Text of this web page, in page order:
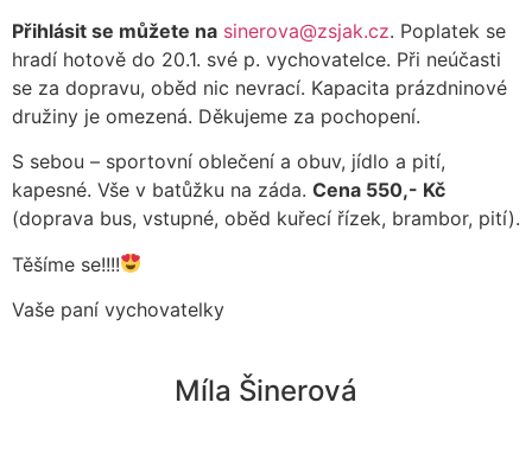
Přihlásit se můžete na sinerova@zsjak.cz. Poplatek se
hradí hotově do 20.1. své p. vychovatelce. Při neúčasti
se za dopravu, oběd nic nevrací. Kapacita prázdninové
družiny je omezená. Děkujeme za pochopení.
S sebou – sportovní oblečení a obuv, jídlo a pití,
kapesné. Vše v batůžku na záda. Cena 550,- Kč
(doprava bus, vstupné, oběd kuřecí řízek, brambor, pití).
Těšíme se!!!!
Vaše paní vychovatelky
Míla Šinerová